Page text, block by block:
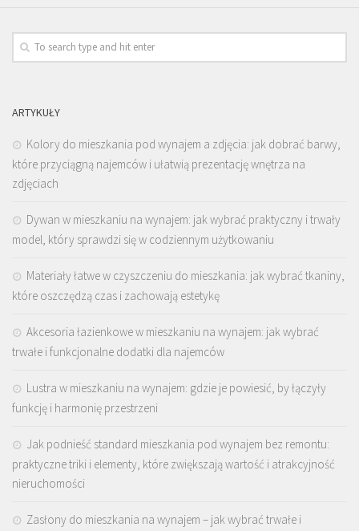
ARTYKUŁY
Kolory do mieszkania pod wynajem a zdjęcia: jak dobrać barwy,
które przyciągną najemców i ułatwią prezentację wnętrza na
zdjęciach
Dywan w mieszkaniu na wynajem: jak wybrać praktyczny i trwały
model, który sprawdzi się w codziennym użytkowaniu
Materiały łatwe w czyszczeniu do mieszkania: jak wybrać tkaniny,
które oszczędzą czas i zachowają estetykę
Akcesoria łazienkowe w mieszkaniu na wynajem: jak wybrać
trwałe i funkcjonalne dodatki dla najemców
Lustra w mieszkaniu na wynajem: gdzie je powiesić, by łączyły
funkcję i harmonię przestrzeni
Jak podnieść standard mieszkania pod wynajem bez remontu:
praktyczne triki i elementy, które zwiększają wartość i atrakcyjność
nieruchomości
Zasłony do mieszkania na wynajem – jak wybrać trwałe i